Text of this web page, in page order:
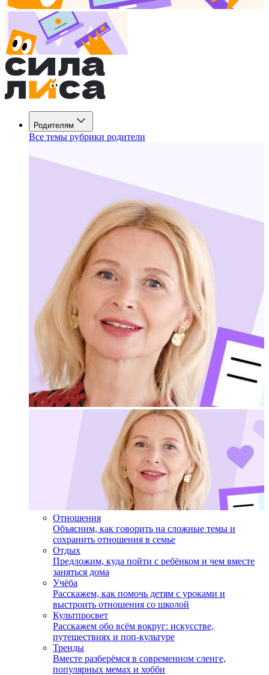
Родителям
Все темы рубрики родители
Отношения
Объясним, как говорить на сложные темы и
сохранить отношения в семье
Отдых
Предложим, куда пойти с ребёнком и чем вместе
заняться дома
Учёба
Расскажем, как помочь детям с уроками и
выстроить отношения со школой
Культпросвет
Расскажем обо всём вокруг: искусстве,
путешествиях и поп-культуре
Тренды
Вместе разберёмся в современном сленге,
популярных мемах и хобби